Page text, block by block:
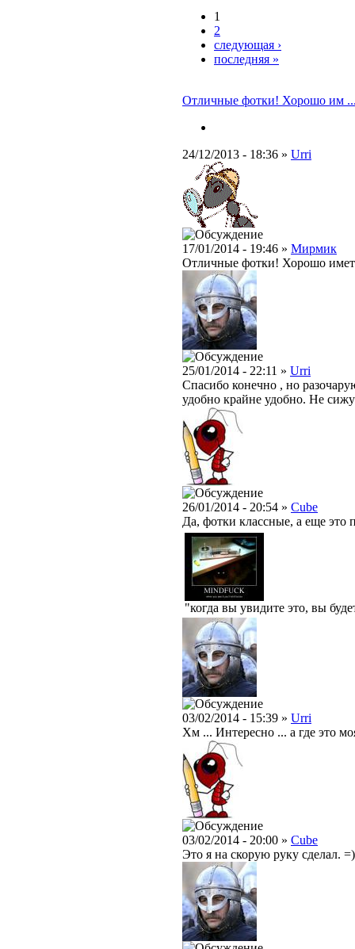
1
2
следующая ›
последняя »
Отличные фотки! Хорошо им
24/12/2013 - 18:36 » Urri
17/01/2014 - 19:46 » Мирмик
Отличные фотки! Хорошо
25/01/2014 - 22:11 » Urri
Спасибо конечно , но
удобно крайне удобно. Не
26/01/2014 - 20:54 » Cube
Да, фотки классные, а еще это
"когда вы увидите это, вы
03/02/2014 - 15:39 » Urri
Хм ... Интересно ... а где это
03/02/2014 - 20:00 » Cube
Это я на скорую руку сделал. =)